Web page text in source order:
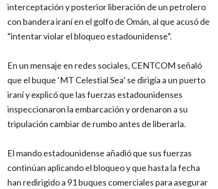
interceptación y posterior liberación de un petrolero
con bandera iraní en el golfo de Omán, al que acusó de
“intentar violar el bloqueo estadounidense”.
En un mensaje en redes sociales, CENTCOM señaló
que el buque ‘MT Celestial Sea’ se dirigía a un puerto
iraní y explicó que las fuerzas estadounidenses
inspeccionaron la embarcación y ordenaron a su
tripulación cambiar de rumbo antes de liberarla.
El mando estadounidense añadió que sus fuerzas
continúan aplicando el bloqueo y que hasta la fecha
han redirigido a 91 buques comerciales para asegurar